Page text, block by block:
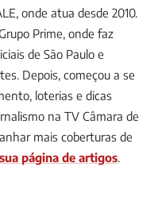
onde atua desde 2010.
Prime, onde faz
de São Paulo e
Depois, começou a se
loterias e dicas
na TV Câmara de
mais coberturas de
página de artigos.